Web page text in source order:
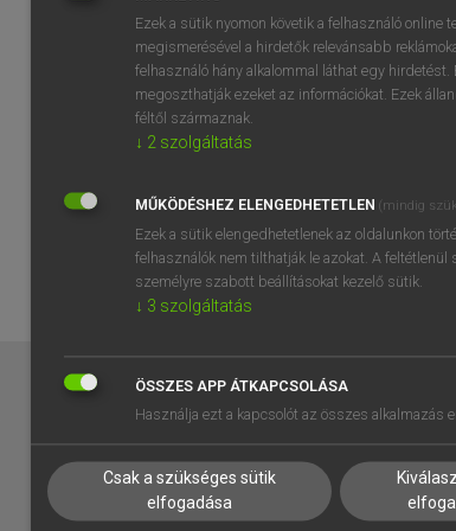
BELÉPÉS
EGYÉNI FELHASZNÁLÓKNAK
TANULÓKNAK
VÁLLALATI MEGOLDÁSOK
SÚGÓ
RÓLUNK
SÜTI BEÁLLÍTÁSOK
Ezek a sütik nyomon követik a felhasználó online
megismerésével a hirdetők relevánsabb
felhasználó hány alkalommal láthat egy
megoszthatják ezeket az információkat. Ezek
féltől származnak.
↓ 2 szolgáltatás
MŰKÖDÉSHEZ ELENGEDHETETLEN (mindig
Ezek a sütik elengedhetetlenek az oldalunkon
felhasználók nem tilthatják le azokat. A
személyre szabott beállításokat kezelő sütik.
↓ 3 szolgáltatás
ÖSSZES APP ÁTKAPCSOLÁSA
Használja ezt a kapcsolót az összes alkalmazás
Csak a szükséges sütik
elfogadása